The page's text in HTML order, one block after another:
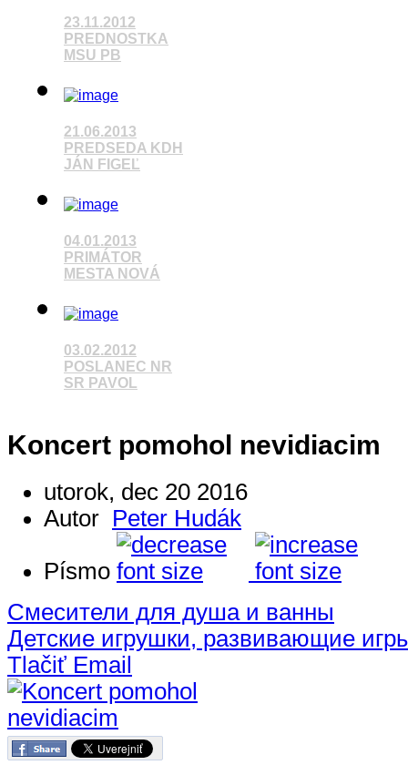
23.11.2012
PREDNOSTKA
MSU PB
Pozrieť video
21.06.2013
PREDSEDA KDH
JÁN FIGEĽ
Pozrieť video
04.01.2013
PRIMÁTOR
MESTA NOVÁ
Pozrieť video
03.02.2012
POSLANEC NR
SR PAVOL
Koncert pomohol nevidiacim
utorok, dec 20 2016
Autor Peter Hudák
Písmo
Смесители для душа и ванны
Детские игрушки, развивающие
Tlačiť Email